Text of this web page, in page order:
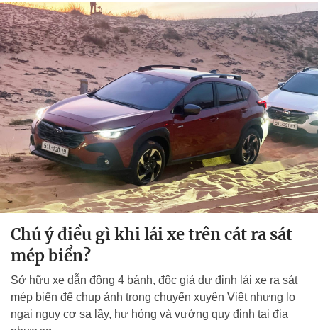
Chú ý điều gì khi lái xe trên cát ra sát
mép biển?
Sở hữu xe dẫn động 4 bánh, độc giả dự định lái xe ra sát
mép biển để chụp ảnh trong chuyến xuyên Việt nhưng lo
ngại nguy cơ sa lầy, hư hỏng và vướng quy định tại địa